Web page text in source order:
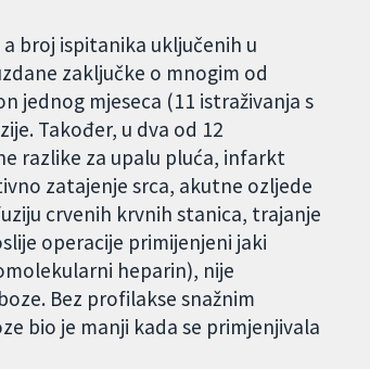
broj ispitanika uključenih u
zaključke o mnogim od
jednog mjeseca (11 istraživanja s
Također, u dva od 12
razlike za upalu pluća, infarkt
zatajenje srca, akutne ozljede
crvenih krvnih stanica, trajanje
operacije primijenjeni jaki
heparin), nije
Bez profilakse snažnim
bio je manji kada se primjenjivala